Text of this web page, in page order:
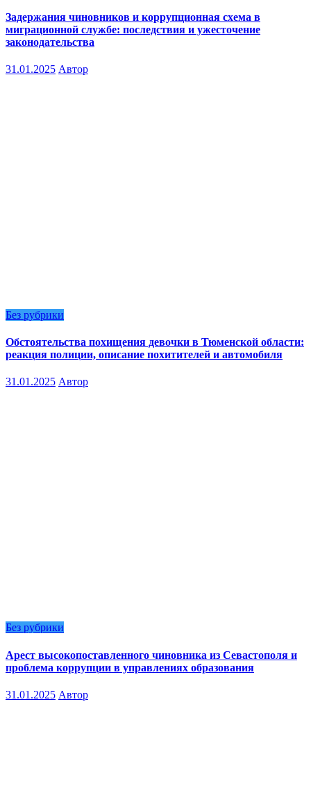
Задержания чиновников и коррупционная схема в
миграционной службе: последствия и ужесточение
законодательства
31.01.2025 Автор
Без рубрики
Обстоятельства похищения девочки в Тюменской области:
реакция полиции, описание похитителей и автомобиля
31.01.2025 Автор
Без рубрики
Арест высокопоставленного чиновника из Севастополя и
проблема коррупции в управлениях образования
31.01.2025 Автор